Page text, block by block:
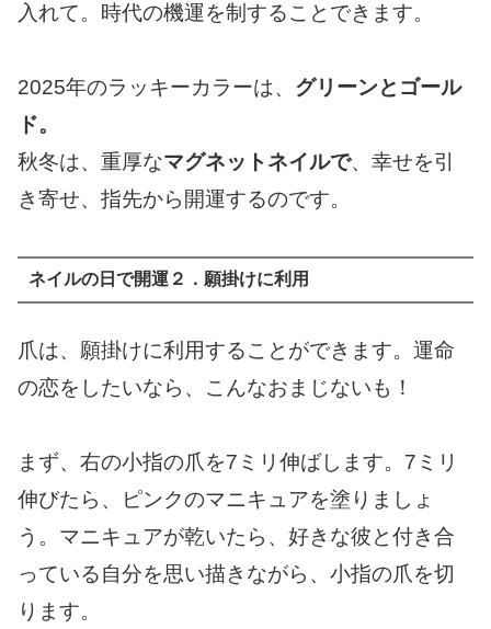
入れて。時代の機運を制することできます。
2025年のラッキーカラーは、 グリーンとゴール
ド。
秋冬は、重厚なマグネットネイルで、幸せを引
き寄せ、指先から開運するのです。
ネイルの日で開運２．願掛けに利用
爪は、願掛けに利用することができます。運命
の恋をしたいなら、こんなおまじないも！
まず、右の小指の爪を7ミリ伸ばします。7ミリ
伸びたら、ピンクのマニキュアを塗りましょ
う。マニキュアが乾いたら、好きな彼と付き合
っている自分を思い描きながら、小指の爪を切
ります。